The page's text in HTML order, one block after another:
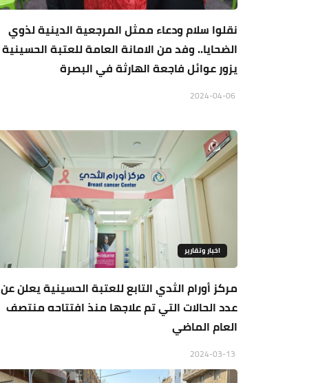
نقلوا سلام ودعاء ممثل المرجعية الدينية لذوي
الضحايا.. وفد من الامانة العامة للعتبة الحسينية
يزور عوائل فاجعة الهارثة في البصرة
اخبار وتقارير
مركز أورام الثدي التابع للعتبة الحسينية يعلن عن
عدد الحالات التي تم علاجها منذ افتتاحه منتصف
العام الماضي